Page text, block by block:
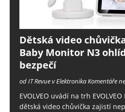
Dětská video chůvička
Baby Monitor N3
bezpečí
od IT Revue v ElektronikaKomentáře
EVOLVEO uvádí na trh
dětská video chůvička zajistí